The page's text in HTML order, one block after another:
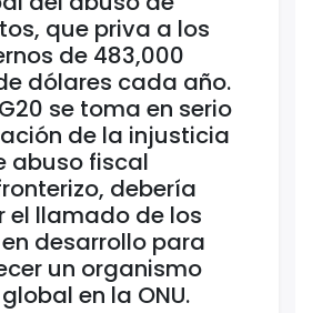
que priva a los
de 483,000
dólares cada año.
se toma en serio
de la injusticia
abuso fiscal
debería
el llamado de los
desarrollo para
un organismo
en la ONU.